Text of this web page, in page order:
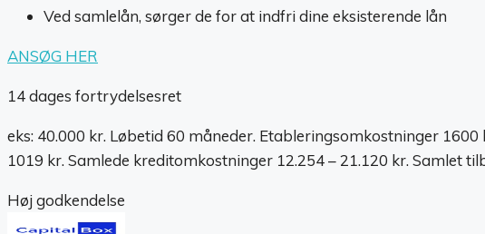
Ved samlelån, sørger de for at indfri dine eksisterende lån
ANSØG HER
14 dages fortrydelsesret
eks: 40.000 kr. Løbetid 60 måneder. Etableringsomkostninger
1019 kr. Samlede kreditomkostninger 12.254 – 21.120 kr. Samlet
Høj godkendelse